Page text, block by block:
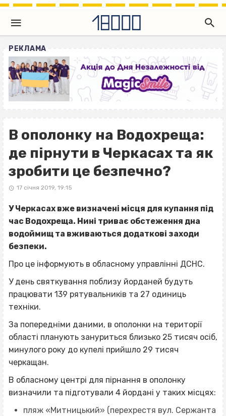
РЕКЛАМА
В ополонку на Водохреща:
де пірнути в Черкасах та як
зробити це безпечно?
17 січня 2019, 19:15
У Черкасах вже визначені місця для купання під
час Водохреща. Нині триває обстеження дна
водоймищ та вживаються додаткові заходи
безпеки.
Про це інформують в обласному управлінні ДСНС.
У день святкування поблизу йорданей будуть
працювати 139 рятувальників та 27 одиниць
техніки.
За попередніми даними, в ополонки на території
області планують зануриться близько 25 тисяч осіб,
минулого року до купелі прийшло 29 тисяч
черкащан.
В обласному центрі для пірнання в ополонку
визначили та підготували 4 йордані у таких місцях:
пляж «Митницький» (перехрестя вул. Сержанта